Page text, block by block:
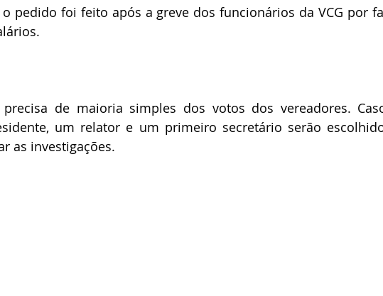
o pedido foi feito após a greve dos funcionários da VCG por
de maioria simples dos votos dos vereadores.
um relator e um primeiro secretário serão
as investigações.